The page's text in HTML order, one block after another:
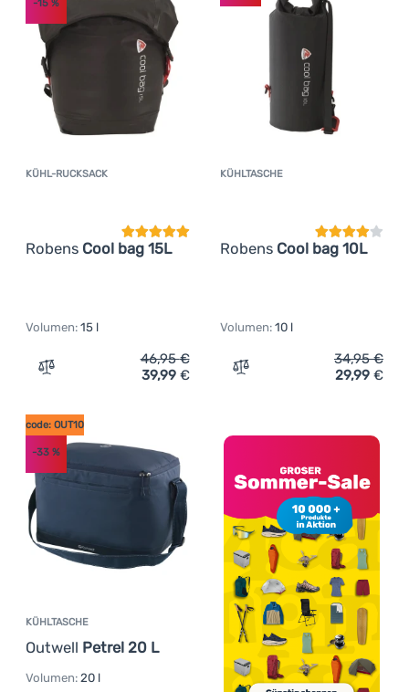
Anmelden /
Registrieren
KÜHL-RUCKSACK
Robens Cool bag 15L
Kundenbewertung
-15 %
Volumen: 15 l
Zum Vergleich 'Kühl-Rucksack Robens Cool bag 15L'
46,95€
39,99 €
KÜHLTASCHE
Robens Cool bag 10L
Volumen: 10 l
Zum Vergleich
34,95€
29,99 €
KÜHLTASCHE
Outwell Petrel 20 L
code: OUT10
-33 %
Volumen: 20 l